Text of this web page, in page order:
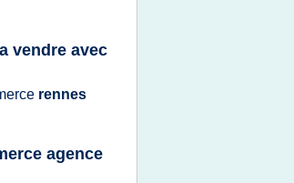
vendre avec
rennes
agence